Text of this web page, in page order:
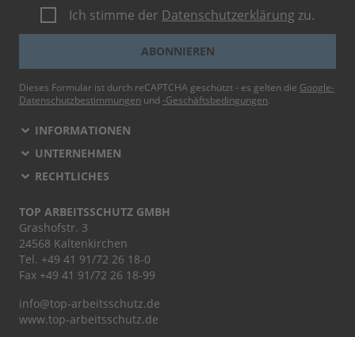
Ich stimme der Datenschutzerklärung zu.
ABONNIEREN
Dieses Formular ist durch reCAPTCHA geschützt - es gelten die Google-
Datenschutzbestimmungen und -Geschäftsbedingungen.
INFORMATIONEN
UNTERNEHMEN
RECHTLICHES
TOP ARBEITSSCHUTZ GMBH
Grashofstr. 3
24568 Kaltenkirchen
Tel. +49 41 91/72 26 18-0
Fax +49 41 91/72 26 18-99
info@top-arbeitsschutz.de
www.top-arbeitsschutz.de